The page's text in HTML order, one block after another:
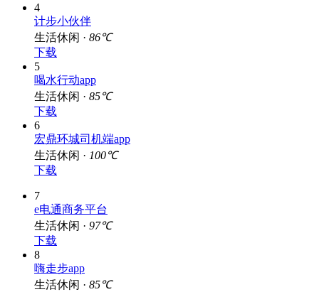
4
计步小伙伴
生活休闲 · 86℃
下载
5
喝水行动app
生活休闲 · 85℃
下载
6
宏鼎环城司机端app
生活休闲 · 100℃
下载
7
e电通商务平台
生活休闲 · 97℃
下载
8
嗨走步app
生活休闲 · 85℃